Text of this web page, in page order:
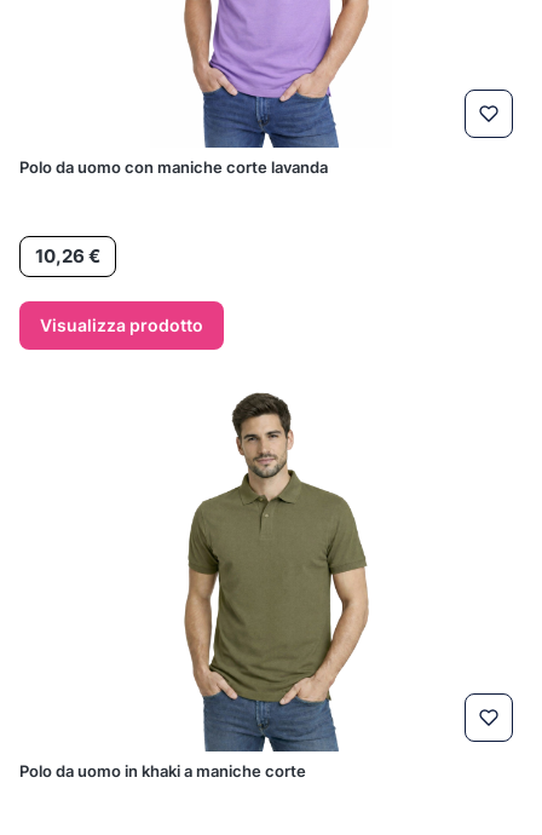
Polo da uomo con maniche corte lavanda
Prezzo
10,26 €
Visualizza prodotto
Polo da uomo in khaki a maniche corte